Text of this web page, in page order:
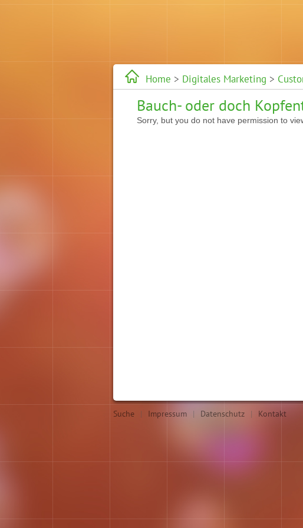
Home > Digitales Marketing >
Bauch- oder doch
Sorry, but you do not have permission to
Suche | Impressum | Datenschutz | Kontakt